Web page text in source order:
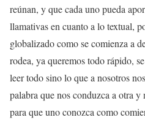
reúnan, y que cada uno pueda
llamativas en cuanto a lo textual,
globalizado como se comienza a
rodea, ya queremos todo rápido,
leer todo sino lo que a nosotros
palabra que nos conduzca a otra
para que uno conozca como